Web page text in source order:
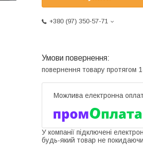
+380 (97) 350-57-71
повернення товару протягом
У компанії підключені
будь-який товар не